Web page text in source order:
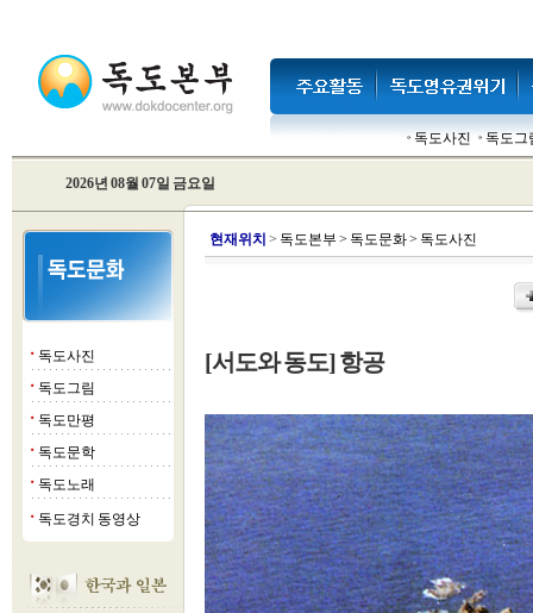
독도사진 독도그
2026년 08월 07일 금요일
■ 독도사진
■ 독도그림
■ 독도만평
■ 독도문학
■ 독도노래
■ 독도경치 동영상
현재위치 > 독도본부 > 독도문화> 독도사진
[서도와 동도] 항공